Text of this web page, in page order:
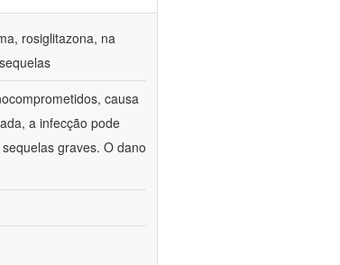
rosiglitazona, na
causa
a infecção pode
graves. O dano